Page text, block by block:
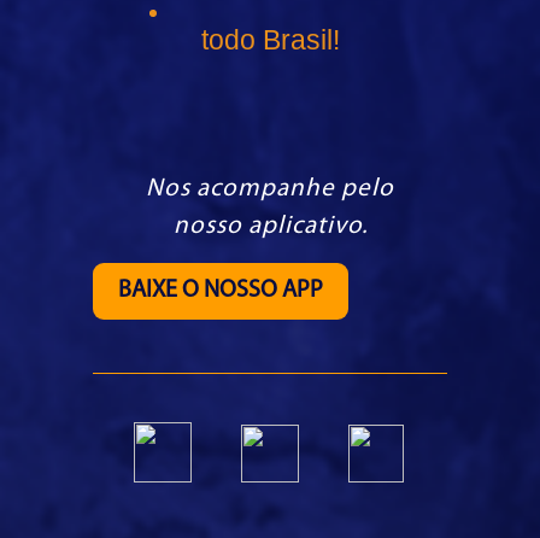
todo Brasil!
Nos acompanhe pelo
nosso aplicativo.
BAIXE O NOSSO APP